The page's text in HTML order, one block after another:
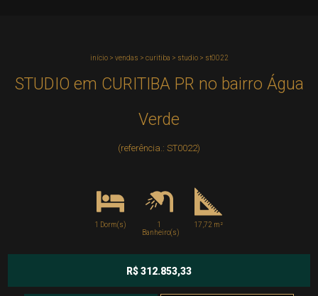
início> vendas > curitiba > studio> st0022
STUDIO em CURITIBA PR no bairro Água
Verde
(referência.: ST0022)
1 Dorm(s)
1
Banheiro(s)
17,72 m²
R$ 312.853,33